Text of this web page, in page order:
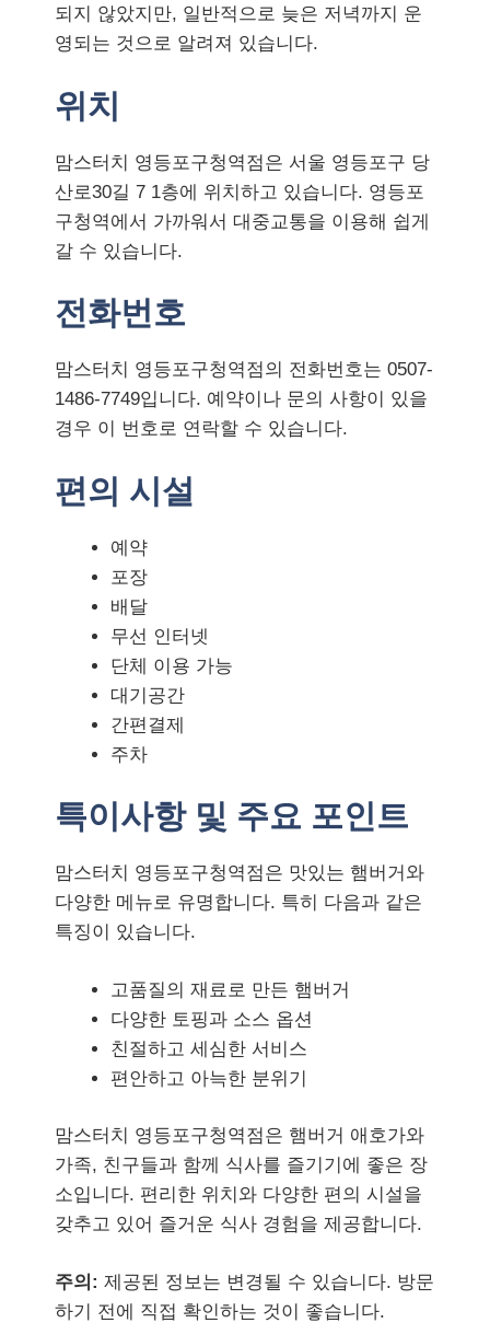
되지 않았지만, 일반적으로 늦은 저녁까지 운
영되는 것으로 알려져 있습니다.
위치
맘스터치 영등포구청역점은 서울 영등포구 당
산로30길 7 1층에 위치하고 있습니다. 영등포
구청역에서 가까워서 대중교통을 이용해 쉽게
갈 수 있습니다.
전화번호
맘스터치 영등포구청역점의 전화번호는 0507-
1486-7749입니다. 예약이나 문의 사항이 있을
경우 이 번호로 연락할 수 있습니다.
편의 시설
예약
포장
배달
무선 인터넷
단체 이용 가능
대기공간
간편결제
주차
특이사항 및 주요 포인트
맘스터치 영등포구청역점은 맛있는 햄버거와
다양한 메뉴로 유명합니다. 특히 다음과 같은
특징이 있습니다.
고품질의 재료로 만든 햄버거
다양한 토핑과 소스 옵션
친절하고 세심한 서비스
편안하고 아늑한 분위기
맘스터치 영등포구청역점은 햄버거 애호가와
가족, 친구들과 함께 식사를 즐기기에 좋은 장
소입니다. 편리한 위치와 다양한 편의 시설을
갖추고 있어 즐거운 식사 경험을 제공합니다.
주의: 제공된 정보는 변경될 수 있습니다. 방문
하기 전에 직접 확인하는 것이 좋습니다.